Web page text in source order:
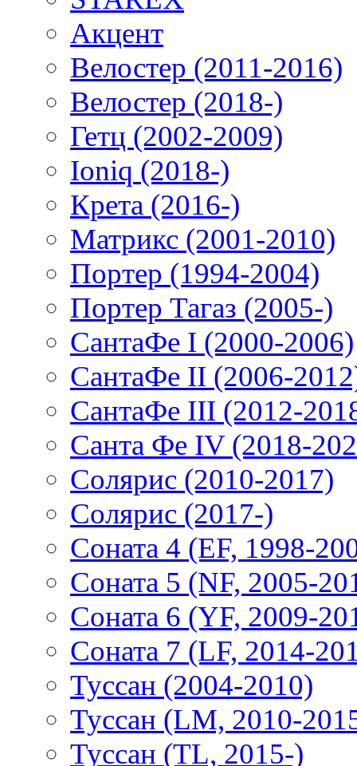
Акцент
Велостер (2011-2016)
Велостер (2018-)
Гетц (2002-2009)
Ioniq (2018-)
Крета (2016-)
Матрикс (2001-2010)
Портер (1994-2004)
Портер Тагаз (2005-)
СантаФе I (2000-2006)
СантаФе II (2006-
СантаФе III (2012-
Санта Фе IV (2018-
Солярис (2010-2017)
Солярис (2017-)
Соната 4 (EF, 1998-
Соната 5 (NF, 2005-
Соната 6 (YF, 2009-
Соната 7 (LF, 2014-
Туссан (2004-2010)
Туссан (LM, 2010-
Туссан (TL, 2015-)